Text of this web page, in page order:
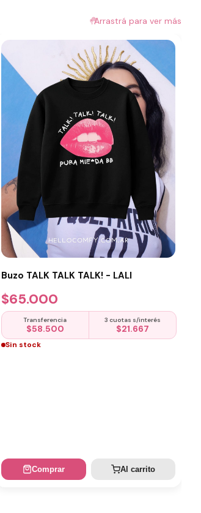
🤚Arrastrá para ver más
Buzo TALK TALK TALK! - LALI
$65.000
Transferencia
$58.500
3 cuotas s/interés
$21.667
Sin stock
Comprar Al carrito